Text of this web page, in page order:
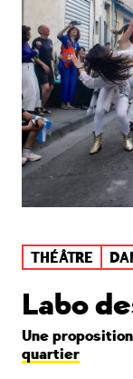
THÉÂTRE
Labo
Une
quartier